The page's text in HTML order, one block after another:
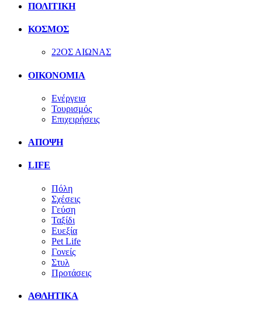
ΠΟΛΙΤΙΚΗ
ΚΟΣΜΟΣ
22ΟΣ ΑΙΩΝΑΣ
ΟΙΚΟΝΟΜΙΑ
Ενέργεια
Τουρισμός
Επιχειρήσεις
ΑΠΟΨΗ
LIFE
Πόλη
Σχέσεις
Γεύση
Ταξίδι
Ευεξία
Pet Life
Γονείς
Στυλ
Προτάσεις
ΑΘΛΗΤΙΚΑ